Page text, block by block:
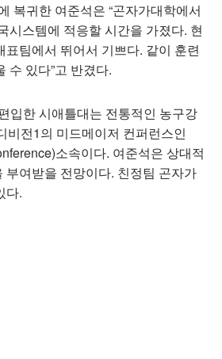
복귀한 여준석은 “곤자가대학에서
시스템에 적응할 시간을 가졌다. 현
표팀에서 뛰어서 기쁘다. 같이 훈련
수 있다”고 반겼다.
입한 시애틀대는 전통적인 농구강
비전1의 미드메이저 컨퍼런스인
소속이다. 여준석은 상대적
부여받을 전망이다. 친정팀 곤자가
다.